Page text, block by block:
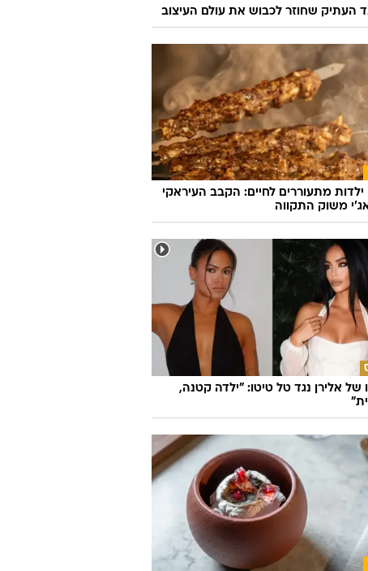
העתיק שחוזר לכבוש את עולם העיצוב
מתעוררים לחיים: הקבב העיראקי
משוק התקווה
של אלירן נגד טל טיטו: "ילדה קטנה,